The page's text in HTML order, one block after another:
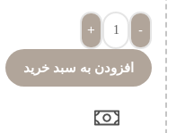
-
+
افزودن به سبد خرید